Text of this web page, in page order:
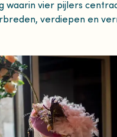
waarin vier pijlers
verdiepen en